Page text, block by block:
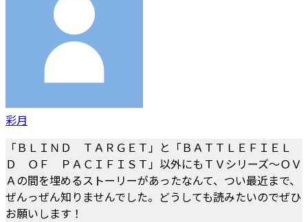
彩月
「ＢＬＩＮＤ ＴＡＲＧＥＴ」と「ＢＡＴＴＬＥＦＩＥＬ
Ｄ ＯＦ ＰＡＣＩＦＩＳＴ」以外にもＴＶシリーズ～ＯＶ
Ａの間を埋めるストーリーがあったなんて、つい最近まで、
ぜんっぜん知りませんでした。どうしても読みたいのでぜひ
お願いします！